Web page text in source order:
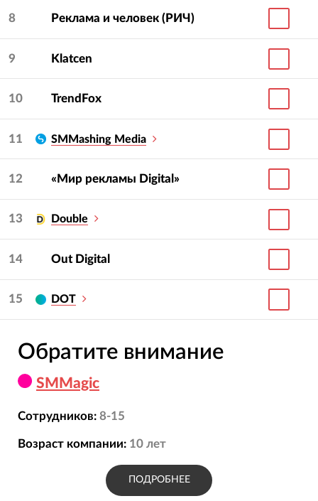
8 Реклама и человек (РИЧ)
9 Klatcen
10 TrendFox
11 SMMashing Media
12 «Мир рекламы Digital»
13 Double
14 Out Digital
15 DOT
Обратите внимание
SMMagic
Сотрудников: 8-15
Возраст компании: 10 лет
ПОДРОБНЕЕ